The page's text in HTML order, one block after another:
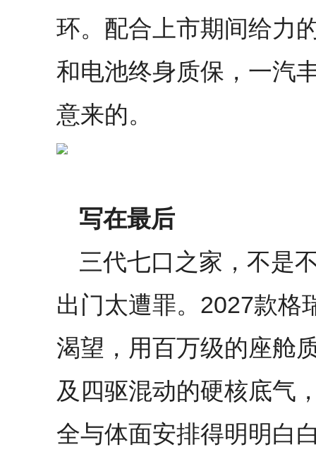
环。配合上市期间给力
和电池终身质保，一汽
意来的。
写在最后
三代七口之家，不是
出门太遭罪。2027款格
渴望，用百万级的座舱
及四驱混动的硬核底气
全与体面安排得明明白